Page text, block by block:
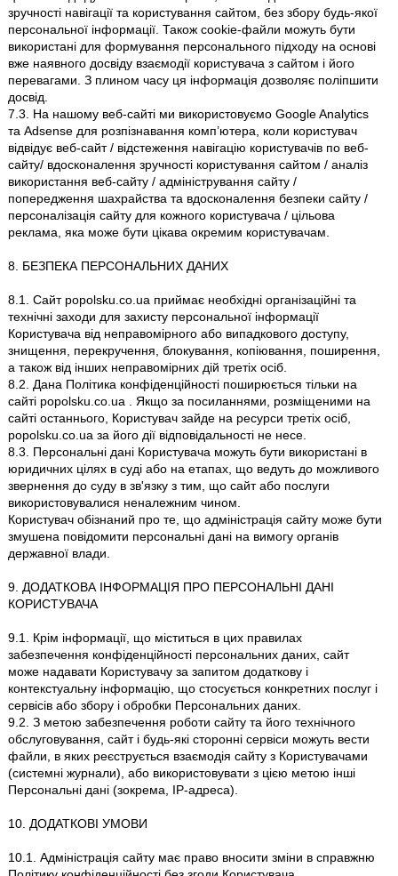
зручності навігації та користування сайтом, без збору будь-якої
персональної інформації. Також cookie-файли можуть бути
використані для формування персонального підходу на основі
вже наявного досвіду взаємодії користувача з сайтом і його
перевагами. З плином часу ця інформація дозволяє поліпшити
досвід.
7.3. На нашому веб-сайті ми використовуємо Google Analytics
та Adsense для розпізнавання комп’ютера, коли користувач
відвідує веб-сайт / відстеження навігацію користувачів по веб-
сайту/ вдосконалення зручності користування сайтом / аналіз
використання веб-сайту / адміністрування сайту /
попередження шахрайства та вдосконалення безпеки сайту /
персоналізація сайту для кожного користувача / цільова
реклама, яка може бути цікава окремим користувачам.
8. БЕЗПЕКА ПЕРСОНАЛЬНИХ ДАНИХ
8.1. Сайт popolsku.co.ua приймає необхідні організаційні та
технічні заходи для захисту персональної інформації
Користувача від неправомірного або випадкового доступу,
знищення, перекручення, блокування, копіювання, поширення,
а також від інших неправомірних дій третіх осіб.
8.2. Дана Політика конфіденційності поширюється тільки на
сайті popolsku.co.ua . Якщо за посиланнями, розміщеними на
сайті останнього, Користувач зайде на ресурси третіх осіб,
popolsku.co.ua за його дії відповідальності не несе.
8.3. Персональні дані Користувача можуть бути використані в
юридичних цілях в суді або на етапах, що ведуть до можливого
звернення до суду в зв'язку з тим, що сайт або послуги
використовувалися неналежним чином.
Користувач обізнаний про те, що адміністрація сайту може бути
змушена повідомити персональні дані на вимогу органів
державної влади.
9. ДОДАТКОВА ІНФОРМАЦІЯ ПРО ПЕРСОНАЛЬНІ ДАНІ
КОРИСТУВАЧА
9.1. Крім інформації, що міститься в цих правилах
забезпечення конфіденційності персональних даних, сайт
може надавати Користувачу за запитом додаткову і
контекстуальну інформацію, що стосується конкретних послуг і
сервісів або збору і обробки Персональних даних.
9.2. З метою забезпечення роботи сайту та його технічного
обслуговування, сайт і будь-які сторонні сервіси можуть вести
файли, в яких реєструється взаємодія сайту з Користувачами
(системні журнали), або використовувати з цією метою інші
Персональні дані (зокрема, IP-адреса).
10. ДОДАТКОВІ УМОВИ
10.1. Адміністрація сайту має право вносити зміни в справжню